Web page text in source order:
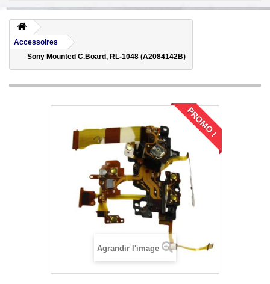
Accessoires
Sony Mounted C.Board, RL-1048 (A2084142B)
PROMO !
Agrandir l'image